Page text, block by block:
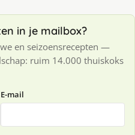
in je mailbox?
en seizoensrecepten —
ruim 14.000 thuiskoks
E-mail